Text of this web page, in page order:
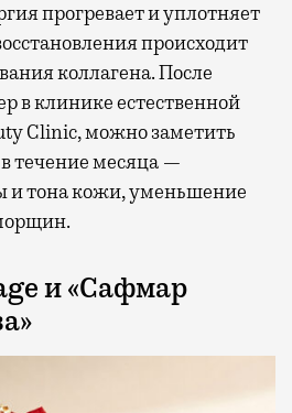
прогревает и уплотняет
происходит
коллагена. После
в клинике естественной
Clinic, можно заметить
течение месяца —
и тона кожи, уменьшение
и «Сафмар